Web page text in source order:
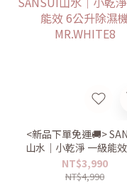
<新品下單免運🚚>
山水｜小乾淨 一級能
升除濕機 MR.WHITE8
NT$3,990
NT$4,990